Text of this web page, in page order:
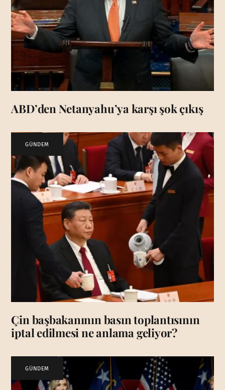
ABD’den Netanyahu’ya karşı şok çıkış
GÜNDEM
Çin başbakanının basın toplantısının
iptal edilmesi ne anlama geliyor?
GÜNDEM